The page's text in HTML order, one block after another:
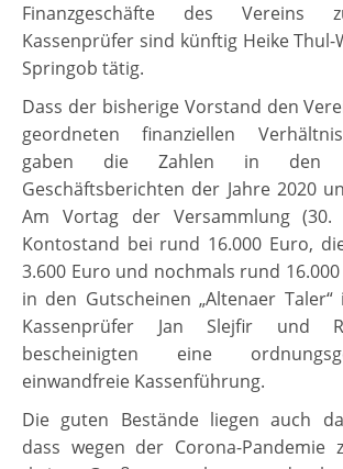
Finanzgeschäfte des Vereins
Kassenprüfer sind künftig Heike Thul-
Springob tätig.
Dass der bisherige Vorstand den
geordneten finanziellen
gaben die Zahlen in den
Geschäftsberichten der Jahre 2020
Am Vortag der Versammlung
Kontostand bei rund 16.000 Euro,
3.600 Euro und nochmals rund
in den Gutscheinen „Altenaer
Kassenprüfer Jan Slejfir und
bescheinigten eine
einwandfreie Kassenführung.
Die guten Bestände liegen auch
dass wegen der Corona-Pandemie